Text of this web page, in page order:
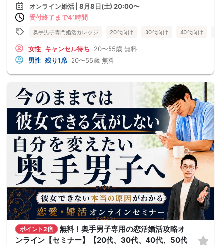
オンライン婚活 | 8月8日(土) 20:00〜
受付終了まで41時間
奥手男子専門婚活カレッジ 20代向け 30代向け 40代向け
女性 キャンセル待ち 20〜55歳 無料
男性 残り1席 20〜55歳 無料
ポイント2倍
無料！奥手男子専用の恋活婚活攻略オ
ンライン【セミナー】【20代、30代、40代、50代